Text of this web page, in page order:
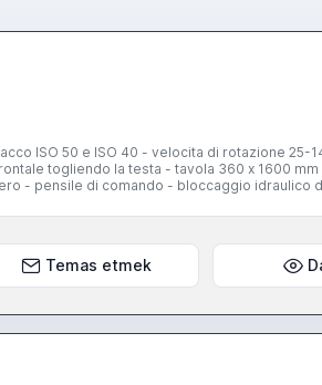
ISO 50 e ISO 40 - velocita di rotazione 25-
togliendo la testa - tavola 360 x 1600
- pensile di comando - bloccaggio idraulico
Temas etmek